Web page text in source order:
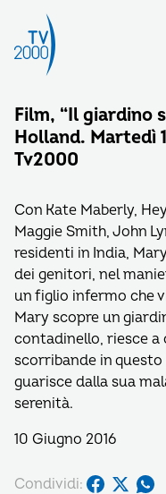
Film, “Il giardino
Holland. Martedì
Tv2000
Con Kate Maberly,
Maggie Smith, John
residenti in India,
dei genitori, nel
un figlio infermo che
Mary scopre un
contadinello, riesce a
scorribande in
guarisce dalla sua
serenità.
10 Giugno 2016
Condividi: